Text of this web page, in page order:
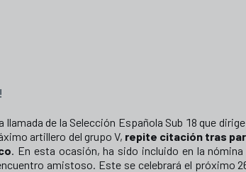
de la Selección Española Sub 18 que
artillero del grupo V, repite citación tras
. En esta ocasión, ha sido incluido en la
amistoso. Este se celebrará el próximo